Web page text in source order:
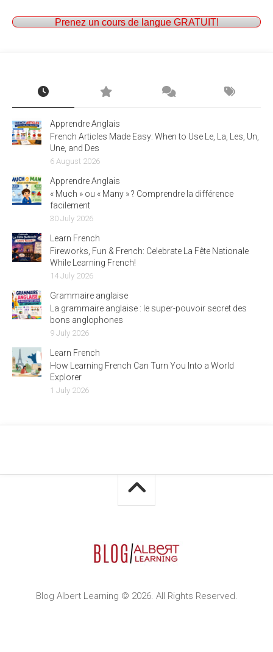
Prenez un cours de langue GRATUIT!
Apprendre Anglais
French Articles Made Easy: When to Use Le, La, Les, Un,
Une, and Des
6 August 2026
Apprendre Anglais
« Much » ou « Many » ? Comprendre la différence
facilement
30 July 2026
Learn French
Fireworks, Fun & French: Celebrate La Fête Nationale
While Learning French!
14 July 2026
Grammaire anglaise
La grammaire anglaise : le super-pouvoir secret des
bons anglophones
9 July 2026
Learn French
How Learning French Can Turn You Into a World
Explorer
1 July 2026
Blog Albert Learning © 2026. All Rights Reserved.